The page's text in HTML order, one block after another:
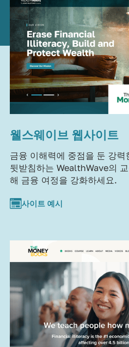
웰스웨이브 웹사이트
금융 이해력에 중점을 둔 강력
뒷받침하는 WealthWave의
해 금융 여정을 강화하세요.
사이트 예시